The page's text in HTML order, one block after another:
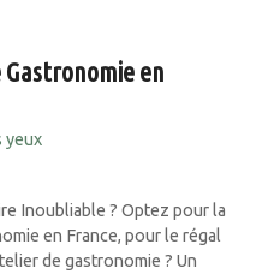
en
yeux
Inoubliable ? Optez pour la
en France, pour le régal
de gastronomie ? Un